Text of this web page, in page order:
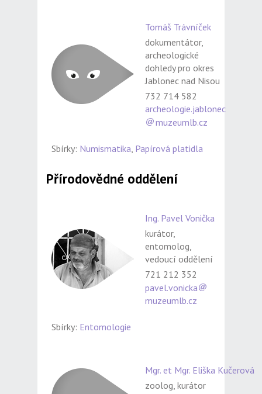
Tomáš Trávníček
dokumentátor,
archeologické
dohledy pro okres
Jablonec nad Nisou
732 714 582
archeologie.jablonec
muzeumlb.cz
Sbírky: Numismatika, Papírová platidla
Přírodovědné oddělení
Ing. Pavel Vonička
kurátor,
entomolog,
vedoucí oddělení
721 212 352
pavel.vonicka
muzeumlb.cz
Sbírky: Entomologie
Mgr. et Mgr. Eliška Kučerová
zoolog, kurátor